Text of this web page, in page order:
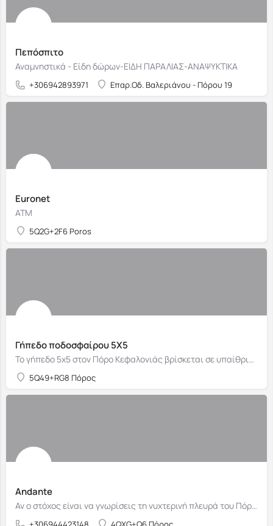
Πεπόσπιτο
Αναμνηστικά - Είδη δώρων-ΕΙΔΗ ΠΑΡΑΛΙΑΣ-ΑΝΑΨΥΚΤΙΚΑ
+306942893971 Επαρ.Οδ. Βαλεριάνου - Πόρου 19
Euronet
ΑΤΜ
5Q2G+2F6 Poros
Γήπεδο ποδοσφαίρου 5Χ5
Το γήπεδο 5x5 στον Πόρο Κεφαλονιάς βρίσκεται σε υπαίθριο χώρο
5Q49+RG8 Πόρος
Andante
Αν ο στόχος είναι να γνωρίσεις τη νυχτερινή πλευρά του Πόρου, προγραμμάτισε την επίσκεψη στο Andante